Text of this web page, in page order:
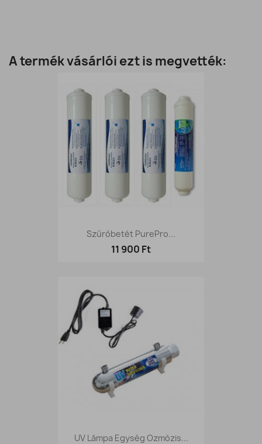
A termék vásárlói ezt is megvették:
Szűrőbetét PurePro...
11 900 Ft
UV Lámpa Egység Ozmózis...